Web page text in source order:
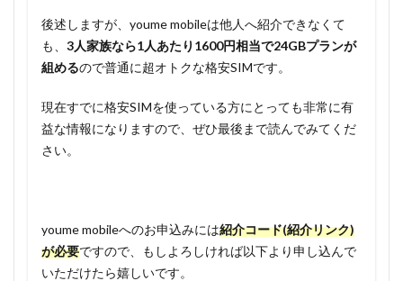
後述しますが、youme mobileは他人へ紹介できなくて
も、 3人家族なら1人あたり1600円相当で24GBプランが
組めるので普通に超オトクな格安SIMです。
現在すでに格安SIMを使っている方にとっても非常に有
益な情報になりますので、ぜひ最後まで読んでみてくだ
さい。
youme mobileへのお申込みには紹介コード(紹介リンク)
が必要ですので、もしよろしければ以下より申し込んで
いただけたら嬉しいです。